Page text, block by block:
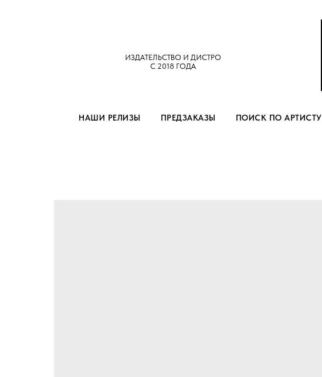
ИЗДАТЕЛЬСТВО И ДИСТРО
С 2018 ГОДА
НАШИ РЕЛИЗЫ ПРЕДЗАКАЗЫ ПОИСК ПО АРТИСТУ